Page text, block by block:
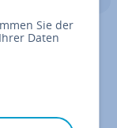
Software-Ent­
eine zeit­
am Ende
Disziplin und
Sie der
Daten